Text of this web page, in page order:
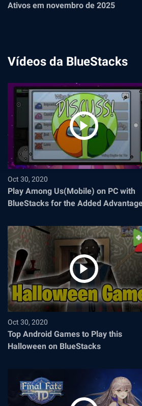
Ativos em novembro de 2025
Vídeos da BlueStacks
Oct 30, 2020
Play Among Us(Mobile) on PC with
BlueStacks for the Added
Oct 30, 2020
Top Android Games to Play this
Halloween on BlueStacks